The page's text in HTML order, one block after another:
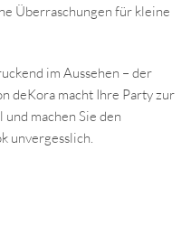
Überraschungen für kleine
im Aussehen – der
deKora macht Ihre Party zur
machen Sie den
unvergesslich.